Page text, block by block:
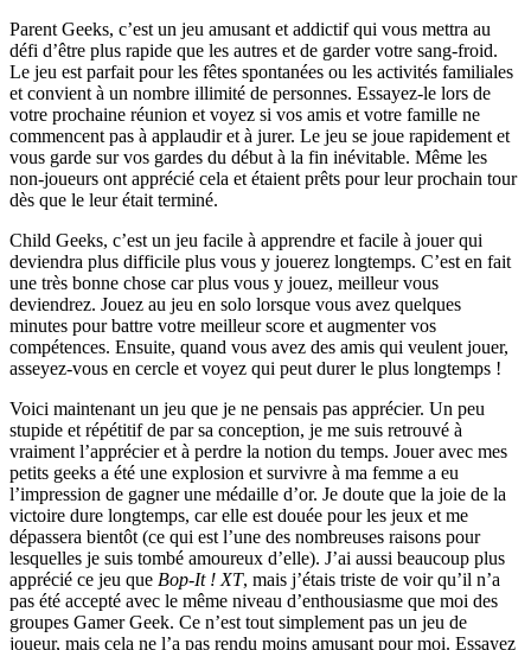
Parent Geeks, c’est un jeu amusant et addictif qui vous mettra au
défi d’être plus rapide que les autres et de garder votre sang-froid.
Le jeu est parfait pour les fêtes spontanées ou les activités familiales
et convient à un nombre illimité de personnes. Essayez-le lors de
votre prochaine réunion et voyez si vos amis et votre famille ne
commencent pas à applaudir et à jurer. Le jeu se joue rapidement et
vous garde sur vos gardes du début à la fin inévitable. Même les
non-joueurs ont apprécié cela et étaient prêts pour leur prochain tour
dès que le leur était terminé.
Child Geeks, c’est un jeu facile à apprendre et facile à jouer qui
deviendra plus difficile plus vous y jouerez longtemps. C’est en fait
une très bonne chose car plus vous y jouez, meilleur vous
deviendrez. Jouez au jeu en solo lorsque vous avez quelques
minutes pour battre votre meilleur score et augmenter vos
compétences. Ensuite, quand vous avez des amis qui veulent jouer,
asseyez-vous en cercle et voyez qui peut durer le plus longtemps !
Voici maintenant un jeu que je ne pensais pas apprécier. Un peu
stupide et répétitif de par sa conception, je me suis retrouvé à
vraiment l’apprécier et à perdre la notion du temps. Jouer avec mes
petits geeks a été une explosion et survivre à ma femme a eu
l’impression de gagner une médaille d’or. Je doute que la joie de la
victoire dure longtemps, car elle est douée pour les jeux et me
dépassera bientôt (ce qui est l’une des nombreuses raisons pour
lesquelles je suis tombé amoureux d’elle). J’ai aussi beaucoup plus
apprécié ce jeu que Bop-It ! XT, mais j’étais triste de voir qu’il n’a
pas été accepté avec le même niveau d’enthousiasme que moi des
groupes Gamer Geek. Ce n’est tout simplement pas un jeu de
joueur, mais cela ne l’a pas rendu moins amusant pour moi. Essayez